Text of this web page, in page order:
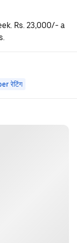
Rs. 23,000/- a
रेटिंग